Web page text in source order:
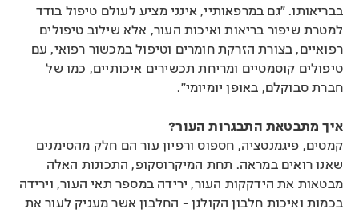
בבריאותו. ״גם במרפאותיי, אינני מציע לעולם טיפול בודד
למטרת שיפור בריאות ואיכות העור, אלא שילוב טיפולים
רפואיים, בצורת הזרקת חומרים וטיפול במכשור רפואי, עם
טיפולים קוסמטיים ומריחת תכשירים איכותיים, כמו של
חברת סבוקלם, באופן יומיומי״.
איך מתבטאת התבגרות העור?
קמטים, פיגמנטציה, חספוס ורפיון עור הם חלק מהסימנים
שאנו רואים במראה. תחת המיקרוסקופ, התכונות האלה
מבטאות את הידקקות העור, ירידה במספר תאי העור, וירידה
בכמות ואיכות חלבון הקולגן - החלבון אשר מעניק לעור את